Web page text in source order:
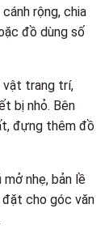
rộng, chia
đồ dùng số
vật trang trí,
bị nhỏ. Bên
đựng thêm đồ
nhẹ, bản lề
cho góc văn